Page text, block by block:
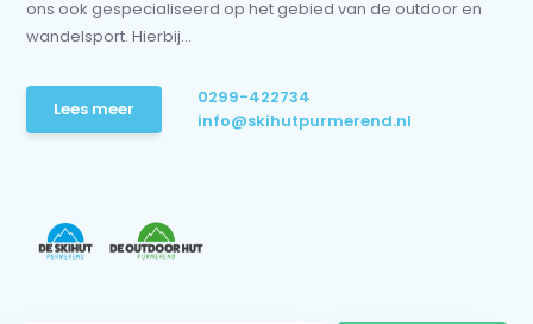
ons ook gespecialiseerd op het gebied van de outdoor en
wandelsport. Hierbij...
Lees meer
0299-422734
info@skihutpurmerend.nl